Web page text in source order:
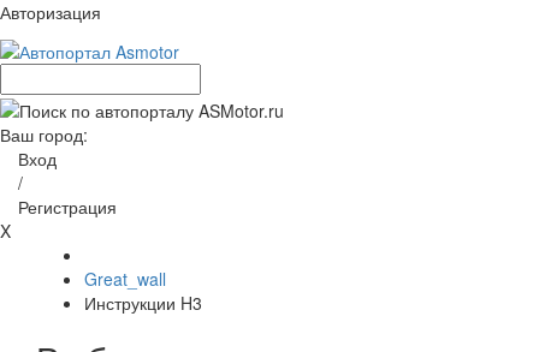
Авторизация
Ваш город:
Вход
/
Регистрация
X
Great_wall
Инструкции H3